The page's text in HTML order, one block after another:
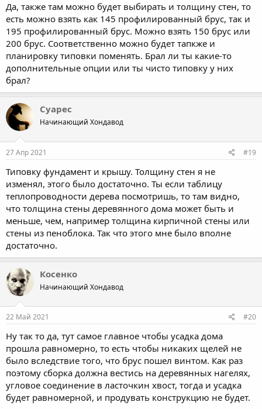
Да, также там можно будет выбирать и толщину стен, то
есть можно взять как 145 профилированный брус, так и
195 профилированный брус. Можно взять 150 брус или
200 брус. Соответственно можно будет тапкже и
планировку типовки поменять. Брал ли ты какие-то
дополнительные опции или ты чисто типовку у них
брал?
Суарес
Начинающий Хондавод
27 Апр 2021 #19
Типовку фундамент и крышу. Толщину стен я не
изменял, этого было достаточно. Ты если таблицу
теплопроводности дерева посмотришь, то там видно,
что толщина стены деревянного дома может быть и
меньше, чем, например толщина кирпичной стены или
стены из пеноблока. Так что этого мне было вполне
достаточно.
Косенко
Начинающий Хондавод
22 Май 2021 #20
Ну так то да, тут самое главное чтобы усадка дома
прошла равномерно, то есть чтобы никаких щелей не
было вследствие того, что брус пошел винтом. Как раз
поэтому сборка должна вестись на деревянных нагелях,
угловое соединение в ласточкин хвост, тогда и усадка
будет равномерной, и продувать конструкцию не будет.